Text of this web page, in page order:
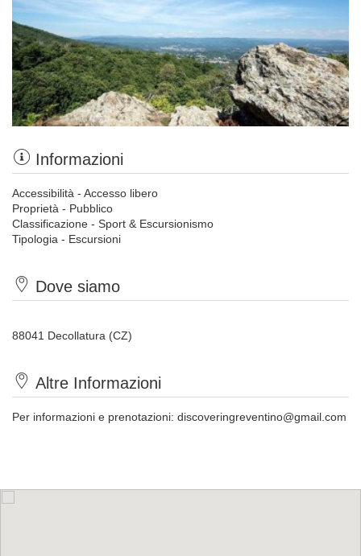
Informazioni
Accessibilità - Accesso libero
Proprietà - Pubblico
Classificazione - Sport & Escursionismo
Tipologia - Escursioni
Dove siamo
88041 Decollatura (CZ)
Altre Informazioni
Per informazioni e prenotazioni: discoveringreventino@gmail.com